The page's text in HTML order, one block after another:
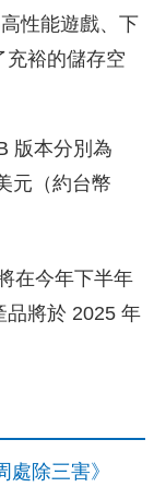
性能遊戲、下
充裕的儲存空
版本分別為
元（約台幣
在今年下半年
品將於 2025 年
處除三害》